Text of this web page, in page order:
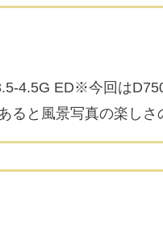
4.5G ED※今回は
ると風景写真の楽しさ